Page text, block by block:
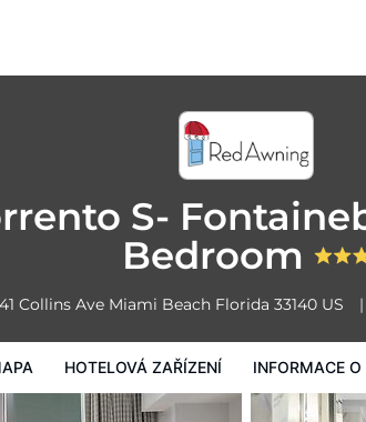
S-
Bedroom
Collins Ave Miami Beach Florida 33140 US
HOTELOVÁ ZAŘÍZENÍ INFORMACE
Všeobecné